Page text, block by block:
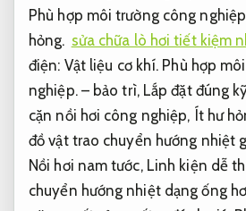
Phù hợp môi trường công
hỏng. sửa chữa lò hơi tiết kiệm
điện: Vật liệu cơ khí. Phù hợp
nghiệp.– bảo trì, Lắp đặt đúng
cặn nồi hơi công nghiệp, Ít hư
đồ vật trao chuyển hướng nhiệt
Nồi hơi nam tước, Linh kiện dễ
chuyển hướng nhiệt dạng ống